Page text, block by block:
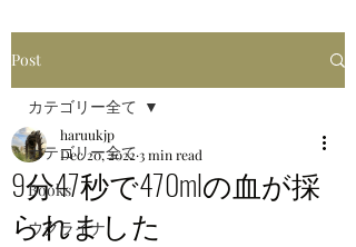
Post
カテゴリー全て
Books
ウクライナ
カテゴリー全て
9分47秒で470mlの血が採
られました
haruukjp
Dec 20, 20223 min read